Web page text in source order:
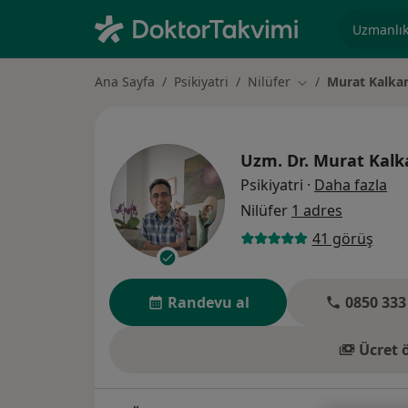
Ana Sayfa Psikiyatri Nilüfer Şehir değiştir
Murat
Uzm. Dr. Murat
Psikiyatri · Daha fazla
Nilüfer 1 adres
41 görüş
Randevu al 0850
Ücret